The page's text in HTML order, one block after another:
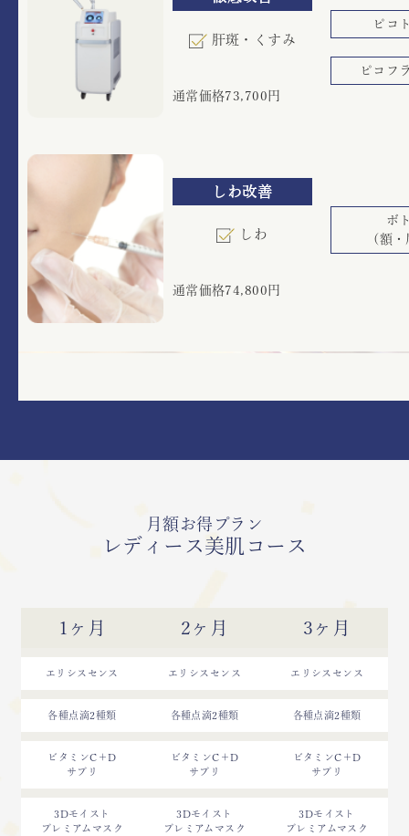
肝斑・くすみ
通常価格73,700円
ピコ
ピコフ
しわ改善
しわ
通常価格74,800円
ボ
(額・
月額お得プラン
レディース美肌コース
1ヶ月
エリシスセンス
各種点滴2種類
ビタミンC＋D
サプリ
3Dモイスト
プレミアムマスク
2ヶ月
エリシスセンス
各種点滴2種類
ビタミンC＋D
サプリ
3Dモイスト
プレミアムマスク
3ヶ月
エリシスセンス
各種点滴2種類
ビタミンC＋D
サプリ
3Dモイスト
プレミアムマスク